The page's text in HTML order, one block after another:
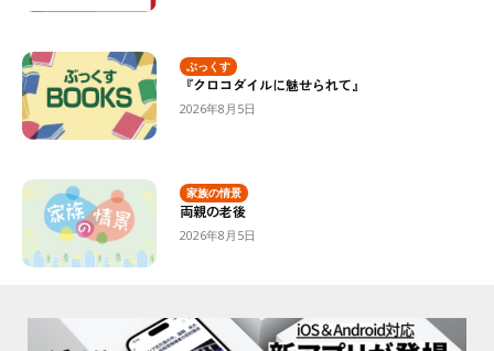
ぶっくす
『クロコダイルに魅せられて』
2026年8月5日
家族の情景
両親の老後
2026年8月5日